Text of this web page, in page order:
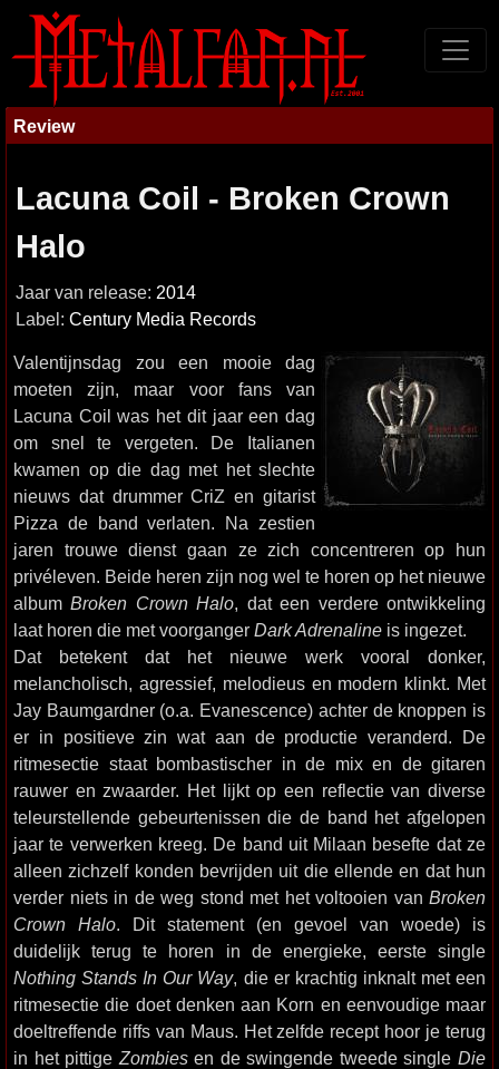
Review
Lacuna Coil - Broken Crown
Halo
Jaar van release: 2014
Label: Century Media Records
Valentijnsdag zou een mooie dag
moeten zijn, maar voor fans van
Lacuna Coil was het dit jaar een dag
om snel te vergeten. De Italianen
kwamen op die dag met het slechte
nieuws dat drummer CriZ en gitarist
Pizza de band verlaten. Na zestien
jaren trouwe dienst gaan ze zich concentreren op hun
privéleven. Beide heren zijn nog wel te horen op het nieuwe
albumBroken Crown Halo, dat een verdere ontwikkeling
laat horen die met voorganger Dark Adrenaline is ingezet.
Dat betekent dat het nieuwe werk vooral donker,
melancholisch, agressief, melodieus en modern klinkt. Met
Jay Baumgardner (o.a. Evanescence) achter de knoppen is
er in positieve zin wat aan de productie veranderd. De
ritmesectie staat bombastischer in de mix en de gitaren
rauwer en zwaarder. Het lijkt op een reflectie van diverse
teleurstellende gebeurtenissen die de band het afgelopen
jaar te verwerken kreeg. De band uit Milaan besefte dat ze
alleen zichzelf konden bevrijden uit die ellende en dat hun
verder niets in de weg stond met het voltooien van Broken
Crown Halo. Dit statement (en gevoel van woede) is
duidelijk terug te horen in de energieke, eerste single
Nothing Stands In Our Way, die er krachtig inknalt met een
ritmesectie die doet denken aan Korn en eenvoudige maar
doeltreffende riffs van Maus. Het zelfde recept hoor je terug
in het pittige Zombiesen de swingende tweede singleDie